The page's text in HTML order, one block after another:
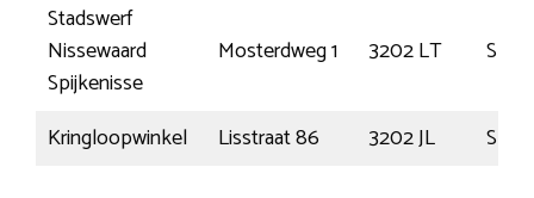
Stadswerf
Nissewaard
Spijkenisse
Mosterdweg 1 3202 LT
Kringloopwinkel Lisstraat 86 3202 JL